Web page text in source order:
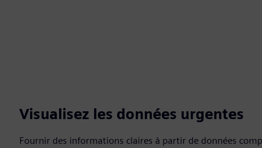
Visualisez les données urgentes
Fournir des informations claires à partir de données